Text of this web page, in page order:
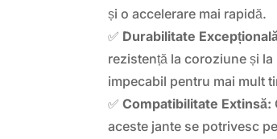
și o accelerare mai rapidă.
✅ Durabilitate
rezistență la coroziune și
impecabil pentru mai mult
✅Compatibilitate Extinsă:
aceste jante se potrivesc